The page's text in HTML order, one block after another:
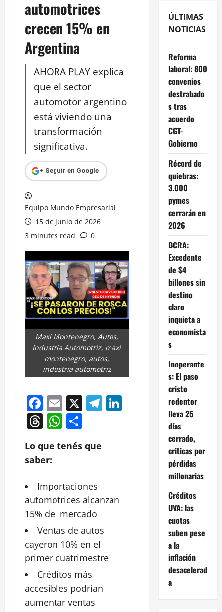
automotrices
crecen 15% en
Argentina
AHORA PLAY explica
que el sector
automotor argentino
está viviendo una
transformación
significativa.
+ Seguir en Google
Equipo Mundo Empresarial
15 de junio de 2026
3 minutes read
0
Maxi Montenegro, Autos,
Industria Automotriz, maxi
montenegro, autos,
industria automotriz
Facebook
Email
X Telegram
LinkedIn
Threads
WhatsApp
Lo que tenés que
saber:
Importaciones
automotrices alcanzan
15% del mercado
Ventas de autos
cayeron 10% en el
primer cuatrimestre
Créditos más
accesibles podrían
aumentar ventas
ÚLTIMAS
NOTICIAS
Reforma
laboral: 800
convenios
destrabado
s tras
acuerdo
CGT-
Gobierno
Récord de
quiebras:
3.000
pymes
cerrarán en
2026
BCRA:
Excedente
de $4
billones sin
destino
claro
inquieta a
economista
s
Inoperante
s: El paso
cristo
redentor
lleva 25
días
cerrado,
criticas por
pérdidas
millonarias
Créditos
UVA: las
cuotas
suben pese
a la
inflación
desacelerad
a